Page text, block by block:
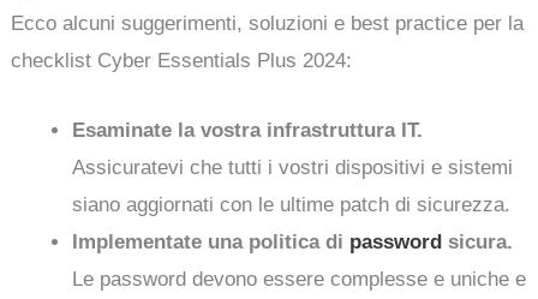
Ecco alcuni suggerimenti, soluzioni e best practice per la
checklist Cyber Essentials Plus 2024:
Esaminate la vostra infrastruttura IT.
Assicuratevi che tutti i vostri dispositivi e sistemi
siano aggiornati con le ultime patch di sicurezza.
Implementate una politica di password sicura.
Le password devono essere complesse e uniche e